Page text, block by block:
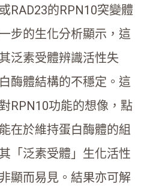
RAD23的RPN10突變體
步的生化分析顯示，這
泛素受體辨識活性失
酶體結構的不穩定。這
RPN10功能的想像，點
在於維持蛋白酶體的組
「泛素受體」生化活性
顯而易見。結果亦可解